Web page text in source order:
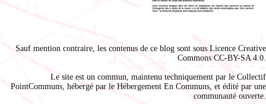
Sauf mention contraire, les contenus de ce blog sont sous Licence Creative
Commons CC-BY-SA 4.0
Le site est un commun, maintenu techniquement par le Collectif
PointCommuns , hébergé par le Hébergement En Communs , et édité par une
communauté ouverte.